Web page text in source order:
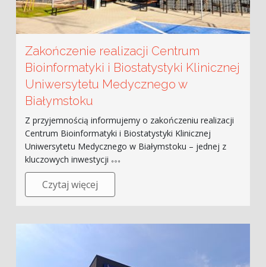
Zakończenie realizacji Centrum
Bioinformatyki i Biostatystyki Klinicznej
Uniwersytetu Medycznego w
Białymstoku
Z przyjemnością informujemy o zakończeniu realizacji
Centrum Bioinformatyki i Biostatystyki Klinicznej
Uniwersytetu Medycznego w Białymstoku – jednej z
kluczowych inwestycji
Czytaj więcej